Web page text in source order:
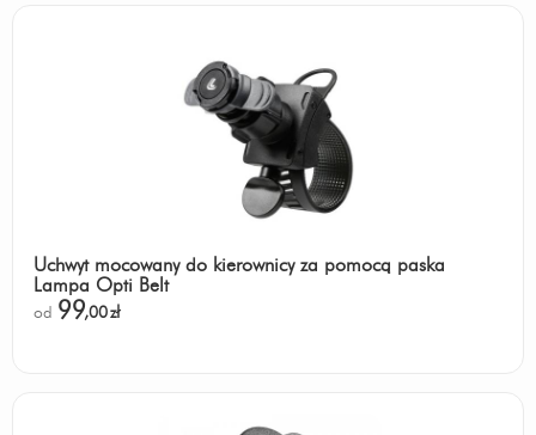
Uchwyt mocowany do kierownicy za pomocą paska
Lampa Opti Belt
od 99,00zł